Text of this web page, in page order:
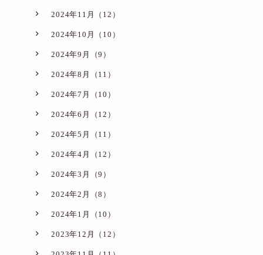
2024年11月（12）
2024年10月（10）
2024年9月（9）
2024年8月（11）
2024年7月（10）
2024年6月（12）
2024年5月（11）
2024年4月（12）
2024年3月（9）
2024年2月（8）
2024年1月（10）
2023年12月（12）